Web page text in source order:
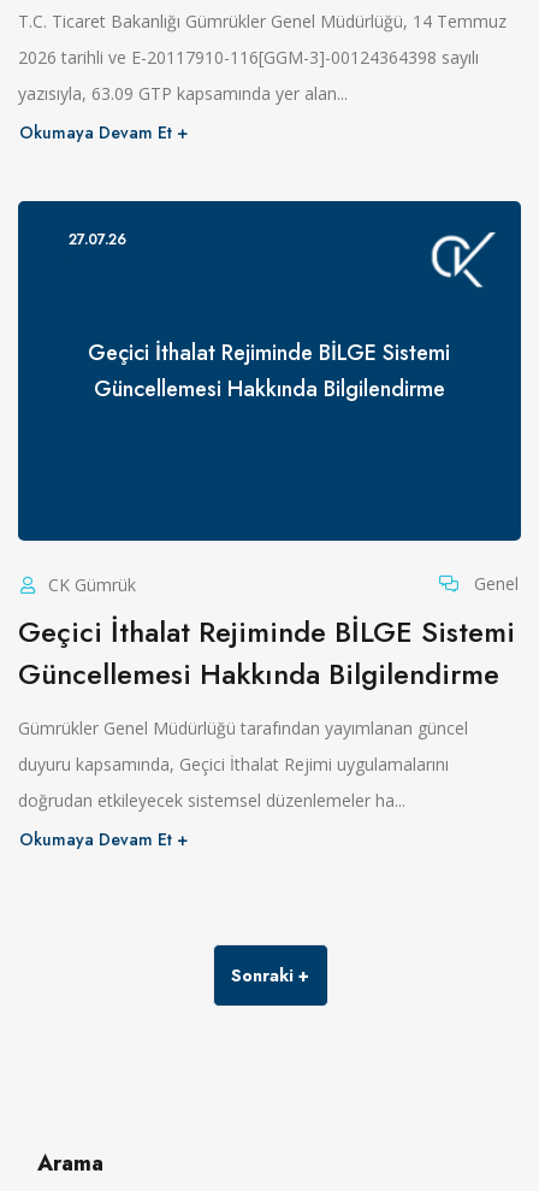
T.C. Ticaret Bakanlığı Gümrükler Genel Müdürlüğü, 14 Temmuz
2026 tarihli ve E-20117910-116[GGM-3]-00124364398 sayılı
yazısıyla, 63.09 GTP kapsamında yer alan...
Okumaya Devam Et
Geçici İthalat Rejiminde BİLGE Sistemi
Güncellemesi Hakkında Bilgilendirme
27.07.26
CK Gümrük Genel
Geçici İthalat Rejiminde BİLGE Sistemi
Güncellemesi Hakkında Bilgilendirme
Gümrükler Genel Müdürlüğü tarafından yayımlanan güncel
duyuru kapsamında, Geçici İthalat Rejimi uygulamalarını
doğrudan etkileyecek sistemsel düzenlemeler ha...
Okumaya Devam Et
Sonraki
Arama